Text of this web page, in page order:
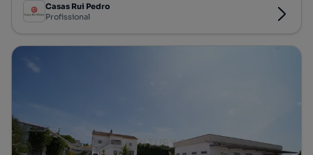
Casas Rui Pedro
Profissional